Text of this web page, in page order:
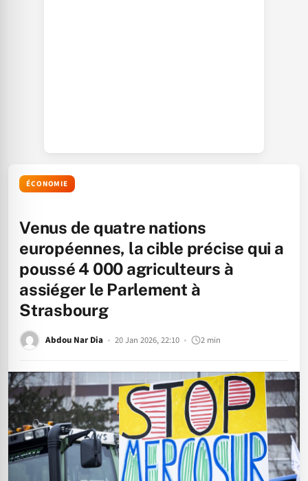
ÉCONOMIE
Venus de quatre nations
européennes, la cible précise qui a
poussé 4 000 agriculteurs à
assiéger le Parlement à
Strasbourg
Abdou Nar Dia 20 Jan 2026, 22:10 2 min